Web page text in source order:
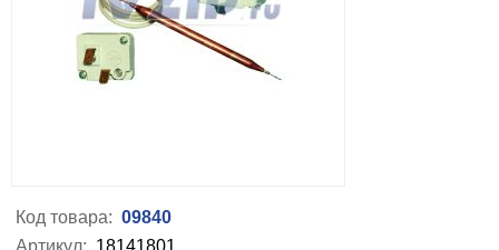
Код товара: 09840
Артикул: 18141801